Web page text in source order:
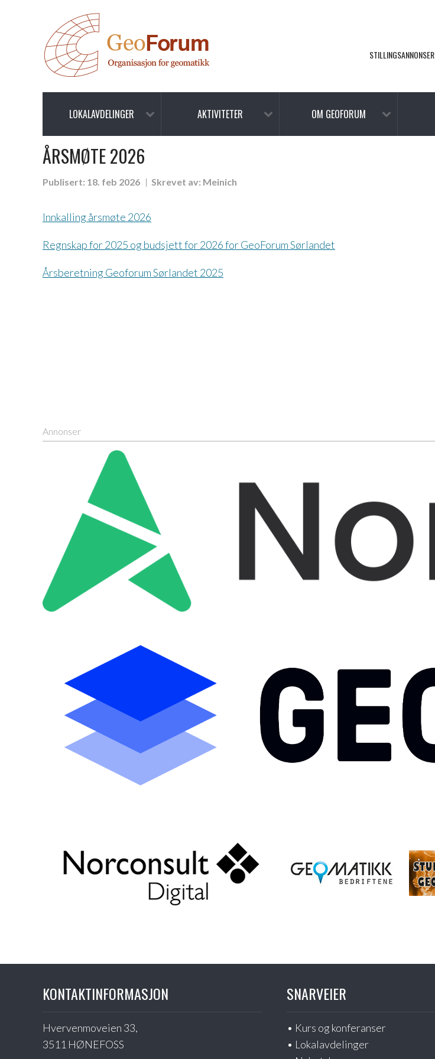
STILLINGSANNONSER
LOKALAVDELINGER AKTIVITETER OM GEOFORUM
ÅRSMØTE 2026
Publisert: 18. feb 2026 Skrevet av: Meinich
Innkalling årsmøte 2026
Regnskap for 2025 og budsjett for 2026 for GeoForum Sørlandet
Årsberetning Geoforum Sørlandet 2025
Annonser
KONTAKTINFORMASJON
Hvervenmoveien 33,
3511 HØNEFOSS
SNARVEIER
Kurs og konferanser
Lokalavdelinger